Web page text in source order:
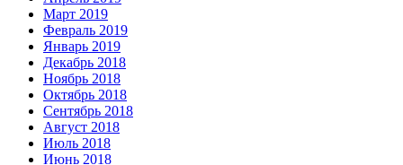
Март 2019
Февраль 2019
Январь 2019
Декабрь 2018
Ноябрь 2018
Октябрь 2018
Сентябрь 2018
Август 2018
Июль 2018
Июнь 2018